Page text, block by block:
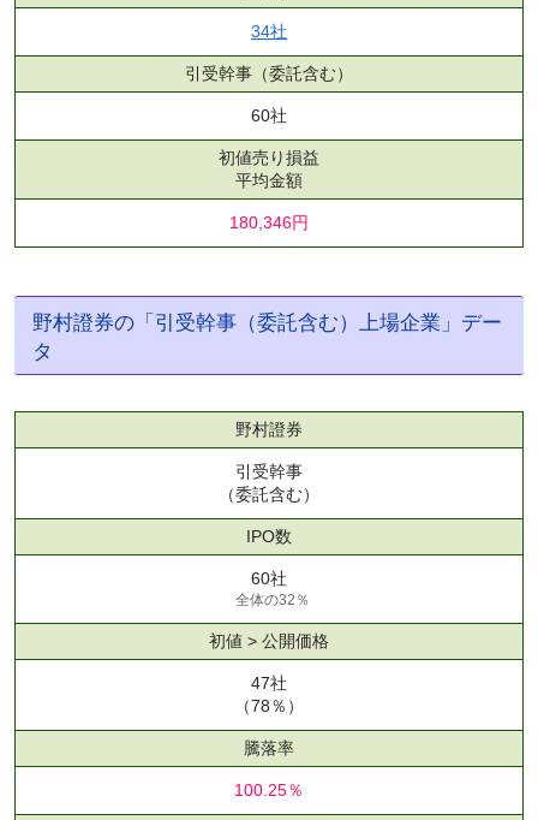
34社
引受幹事 （委託含む）
60社
初値売り損益
平均金額
180,346円
野村證券の「引受幹事（委託含む）上場企業」デー
タ
野村證券
引受幹事
（委託含む）
IPO数
60社
全体の32％
初値 > 公開価格
47社
（78％）
騰落率
100.25％